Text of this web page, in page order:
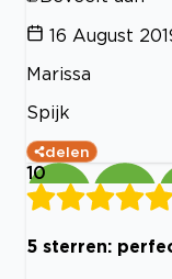
16 August
Marissa
Spijk
delen
10
5 sterren: